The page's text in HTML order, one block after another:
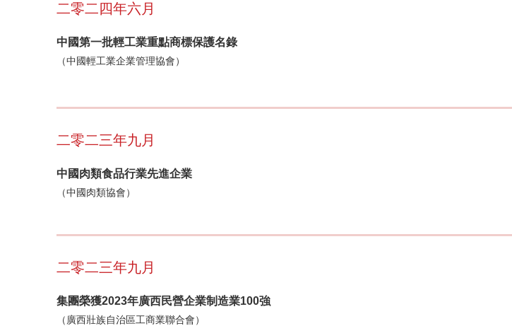
二零二四年六月
中國第一批輕工業重點商標保護名錄
（中國輕工業企業管理協會）
二零二三年九月
中國肉類食品行業先進企業
（中國肉類協會）
二零二三年九月
集團榮獲2023年廣西民營企業制造業100強
（廣西壯族自治區工商業聯合會）